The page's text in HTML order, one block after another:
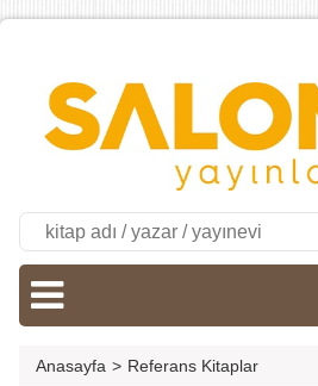
Anasayfa > Referans Kitaplar